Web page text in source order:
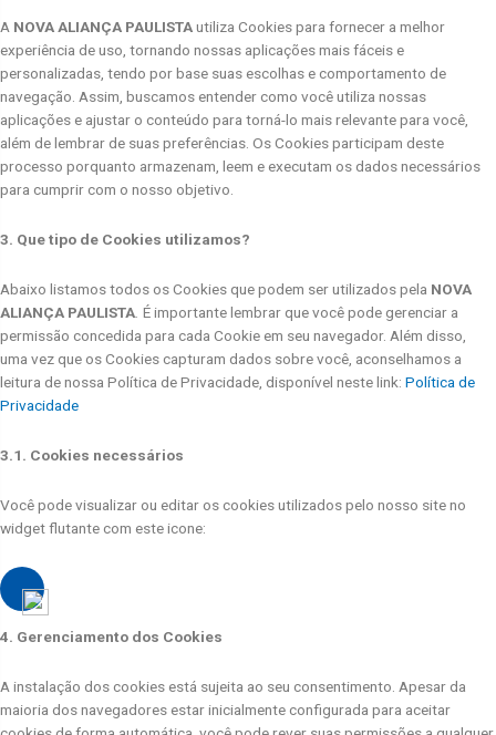
A NOVA ALIANÇA PAULISTAutiliza Cookies para fornecer a melhor
experiência de uso, tornando nossas aplicações mais fáceis e
personalizadas, tendo por base suas escolhas e comportamento de
navegação. Assim, buscamos entender como você utiliza nossas
aplicações e ajustar o conteúdo para torná-lo mais relevante para você,
além de lembrar de suas preferências. Os Cookies participam deste
processo porquanto armazenam, leem e executam os dados necessários
para cumprir com o nosso objetivo.
3. Que tipo de Cookies utilizamos?
Abaixo listamos todos os Cookies que podem ser utilizados pela NOVA
ALIANÇA PAULISTA É importante lembrar que você pode gerenciar a
permissão concedida para cada Cookie em seu navegador. Além disso,
uma vez que os Cookies capturam dados sobre você, aconselhamos a
leitura de nossa Política de Privacidade, disponível neste link: Política de
Privacidade
3.1. Cookies necessários
Você pode visualizar ou editar os cookies utilizados pelo nosso site no
widget flutante com este icone:
4. Gerenciamento dos Cookies
A instalação dos cookies está sujeita ao seu consentimento. Apesar da
maioria dos navegadores estar inicialmente configurada para aceitar